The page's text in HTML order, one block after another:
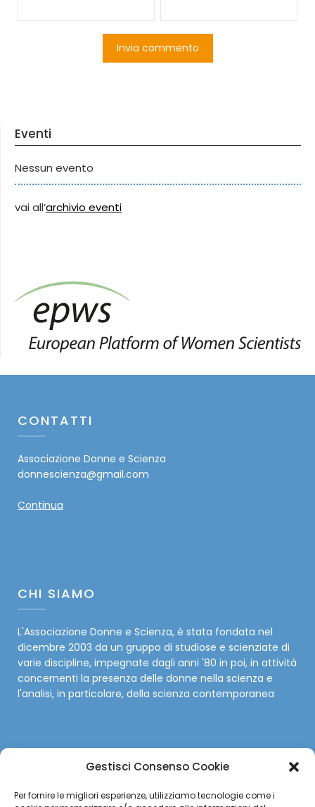
Gestisci Consenso Cookie
Per fornire le migliori esperienze, utilizziamo tecnologie come i
Eventi
Nessun evento
vai all’archivio eventi
CONTATTI
Associazione Donne e Scienza
donnescienza@gmail.com
Continua
CHI SIAMO
L'Associazione Donne e Scienza, è stata fondata nel
dicembre 2003 da un gruppo di studiose e scienziate di
varie discipline, impegnate dagli anni '80 in poi, in attività
concernenti la presenza delle donne nella scienza e
l'analisi, in particolare, della scienza contemporanea